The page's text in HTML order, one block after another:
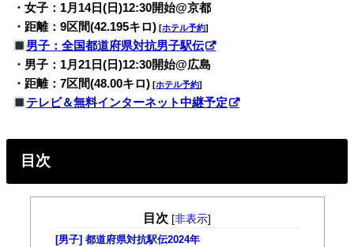
・女子：1月14日(日)12:30開始@京都
・距離：9区間(42.195キロ) [ホテル予約]
男子：全国都道府県対抗男子駅伝
・男子：1月21日(日)12:30開始@広島
・距離：7区間(48.00キロ) [ホテル予約]
テレビ＆無料インターネット中継予定
目次
目次 [非表示]
[男子] 都道府県対抗駅伝2024年